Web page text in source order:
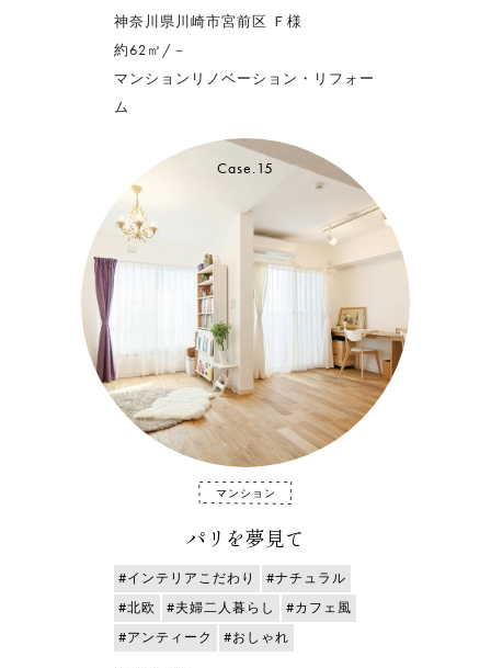
神奈川県川崎市宮前区 Ｆ様
約62㎡/－
マンションリノベーション・リフォー
ム
Case.15
マンション
パリを夢見て
#インテリアこだわり
#ナチュラル
#北欧
#夫婦二人暮らし
#カフェ風
#アンティーク
#おしゃれ